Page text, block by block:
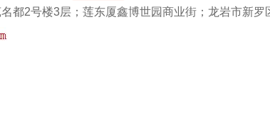
都2号楼3层；莲东厦鑫博世园商业街；龙岩市新